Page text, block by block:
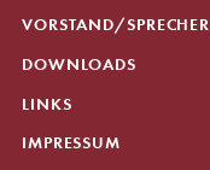
VORSTAND/SPRECHER
DOWNLOADS
LINKS
IMPRESSUM